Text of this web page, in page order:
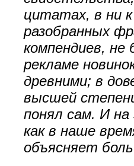
цитатах, в ни
разобранных
компендиев, не
рекламе
древними; в
высшей
понял сам. И
как в наше
объясняет